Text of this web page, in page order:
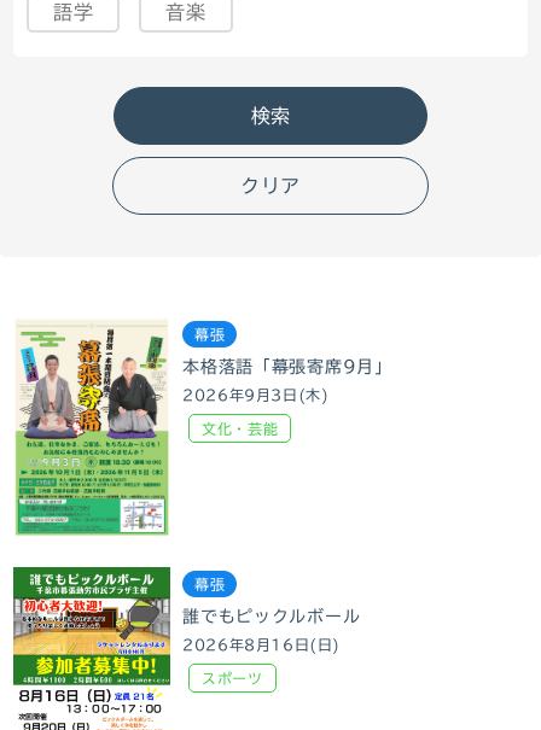
語学 音楽
クリア
幕張
本格落語「幕張寄席9月」
2026年9月3日(木)
文化・芸能
幕張
誰でもピックルボール
2026年8月16日(日)
スポーツ